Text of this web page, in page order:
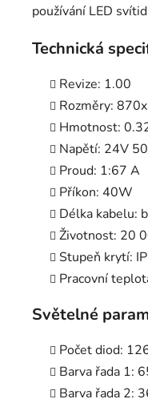
používání LED
Technická
Revize: 1.00
Rozměry:
Hmotnost:
Napětí: 24V
Proud: 1:67 A
Příkon: 40W
Délka kabelu:
Životnost: 20
Stupeň krytí:
Pracovní
Světelné
Počet diod:
Barva řada 1:
Barva řada 2: